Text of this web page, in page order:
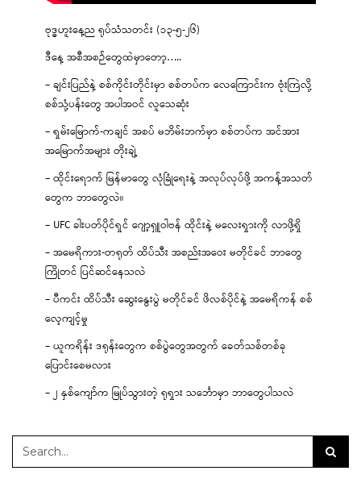
ဗုဒ္ဓဟူးနေ့ည ရုပ်သံသတင်း (၁၃-၅-၂၆)
ဒီနေ့ အစီအစဉ်တွေထဲမှာတော့…..
– ချင်းပြည်နဲ့ စစ်ကိုင်းတိုင်းမှာ စစ်တပ်က လေကြောင်းက ဗုံးကြဲလို့
စစ်သုံ့ပန်းတွေ အပါအဝင် လူသေဆုံး
– ရှမ်းမြောက်-ကချင် အစပ် မဘိမ်းဘက်မှာ စစ်တပ်က အင်အား
အမြောက်အများ တိုးချဲ့
– ထိုင်းရောက် မြန်မာတွေ လုံခြုံရေးနဲ့ အလုပ်လုပ်ဖို့ အကန့်အသတ်
တွေက ဘာတွေလဲ။
– UFC ခါးပတ်ပိုင်ရှင် ဂျော့ရှူဝါဗန် ထိုင်းနဲ့ မလေးရှားကို လာဖို့ရှိ
– အမေရိကား-တရုတ် ထိပ်သီး အစည်းအဝေး မတိုင်ခင် ဘာတွေ
ကြိုတင် ပြင်ဆင်နေသလဲ
– ပီကင်း ထိပ်သီး ဆွေးနွေးပွဲ မတိုင်ခင် ဖိလစ်ပိုင်နဲ့ အမေရိကန် စစ်
လေ့ကျင့်မှု
– ယူကရိန်း ဒရုန်းတွေက စစ်ပွဲတွေအတွက် ခေတ်သစ်တစ်ခု
ပြောင်းစေမလား
– ၂ နှစ်ကျော်က မြုပ်သွားတဲ့ ရုရှား သင်္ဘောမှာ ဘာတွေပါသလဲ